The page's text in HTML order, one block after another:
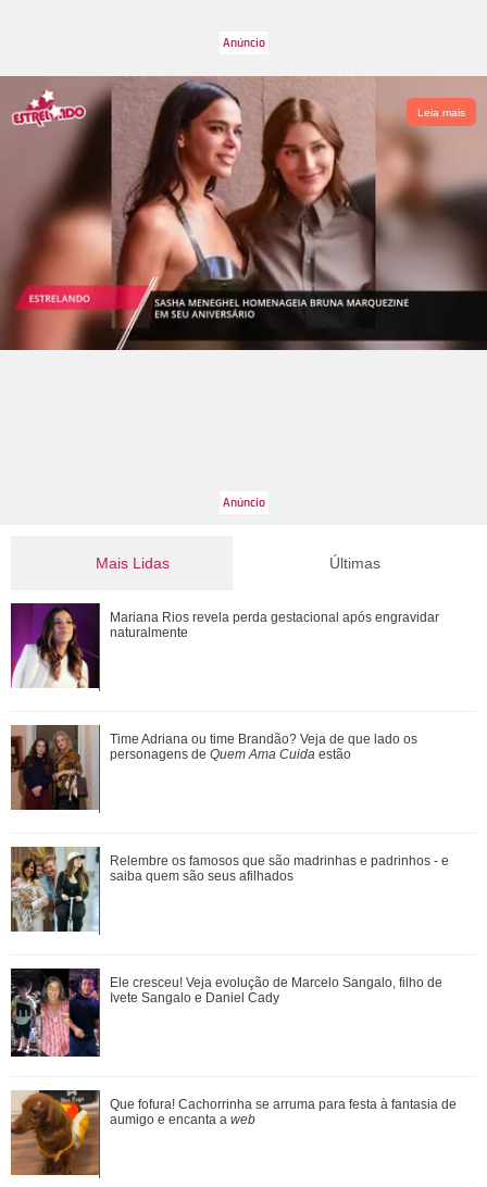
Leia mais
Mais Lidas
Ele cresceu! Veja evolução de Marcelo Sangalo, filho de
Ivete Sangalo e Daniel Cady
Ratinho se envolve em polêmica após falar sobre aparência
do cantor Tiago, da dupla com Hu...
Confira vezes em que Gaby Amarantos mostrou que não
tem medo de falar o que pensa
Durante uma conversa com Filiz sobre o ex-marido de
Irmak, Kivanç acaba revelando que Irmak ...
Últimas
Mariana Rios revela perda gestacional após engravidar
naturalmente
Time Adriana ou time Brandão? Veja de que lado os
personagens de Quem Ama Cuida estão
Relembre os famosos que são madrinhas e padrinhos - e
saiba quem são seus afilhados
Ele cresceu! Veja evolução de Marcelo Sangalo, filho de
Ivete Sangalo e Daniel Cady
Que fofura! Cachorrinha se arruma para festa à fantasia de
aumigo e encanta a web